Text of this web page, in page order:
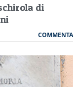
di
COMMENTA